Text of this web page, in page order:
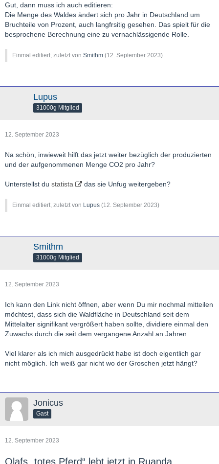
Gut, dann muss ich auch editieren:
Die Menge des Waldes ändert sich pro Jahr in Deutschland um
Bruchteile von Prozent, auch langfrsitig gesehen. Das spielt für die
besprochene Berechnung eine zu vernachlässigende Rolle.
Einmal editiert, zuletzt von Smithm (12. September 2023)
Lupus
31000g Mitglied
12. September 2023
Na schön, inwieweit hilft das jetzt weiter bezüglich der produzierten
und der aufgenommenen Menge CO2 pro Jahr?
Unterstellst du statista das sie Unfug weitergeben?
Einmal editiert, zuletzt von Lupus (12. September 2023)
Smithm
31000g Mitglied
12. September 2023
Ich kann den Link nicht öffnen, aber wenn Du mir nochmal mitteilen
möchtest, dass sich die Waldfläche in Deutschland seit dem
Mittelalter signifikant vergrößert haben sollte, dividiere einmal den
Zuwachs durch die seit dem vergangene Anzahl an Jahren.
Viel klarer als ich mich ausgedrückt habe ist doch eigentlich gar
nicht möglich. Ich weiß gar nicht wo der Groschen jetzt hängt?
Jonicus
Gast
12. September 2023
Olafs „totes Pferd“ lebt jetzt in Ruanda